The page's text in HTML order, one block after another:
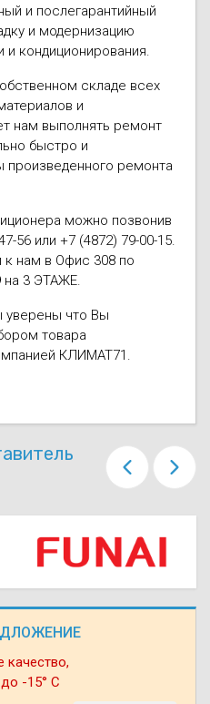
качество,
-15° С
и послегарантийный
и модернизацию
кондиционирования.
складе всех
и
нам выполнять ремонт
быстро и
произведенного ремонта
можно позвонив
56 или +7 (4872) 79-00-15.
нам в Офис 308 по
на 3 ЭТАЖЕ.
что Вы
товара
КЛИМАТ71.